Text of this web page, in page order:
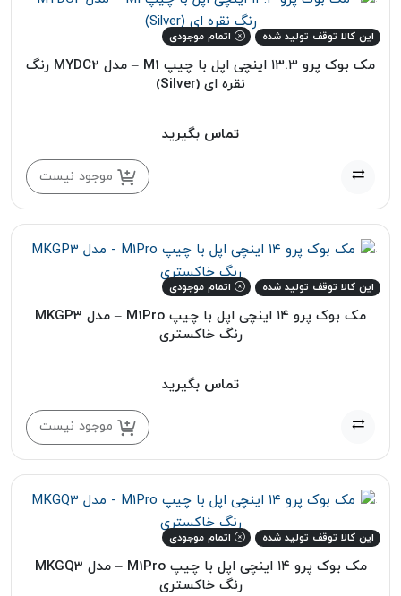
این کالا توقف تولید شده اتمام موجودی
مک بوک پرو ۱۳.۳ اینچی اپل با چیپ M1 – مدل MYDC2 رنگ
نقره ای (Silver)
تماس بگیرید
موجود نیست
این کالا توقف تولید شده اتمام موجودی
مک بوک پرو ۱۴ اینچی اپل با چیپ M1Pro – مدل MKGP3
رنگ خاکستری
تماس بگیرید
موجود نیست
این کالا توقف تولید شده اتمام موجودی
مک بوک پرو ۱۴ اینچی اپل با چیپ M1Pro – مدل MKGQ3
رنگ خاکستری